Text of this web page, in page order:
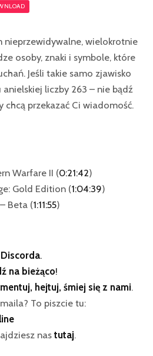
nieprzewidywalne, wielokrotnie
osoby, znaki i symbole, które
Jeśli takie samo zjawisko
liczby 263 – nie bądź
chcą przekazać Ci wiadomość.
Warfare II (0:21:42)
Gold Edition (1:04:39)
Beta (1:11:55)
Discorda.
na bieżąco!
hejtuj, śmiej się z nami.
To piszcie tu:
nastutaj.